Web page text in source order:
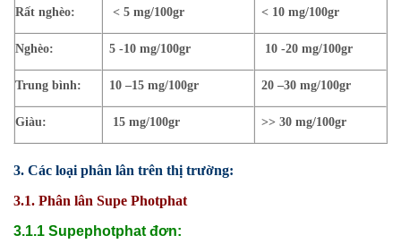
Rất nghèo: < 5 mg/100gr < 10 mg/100gr
Nghèo: 5 -10 mg/100gr 10 -20 mg/100gr
Trung bình: 10 –15 mg/100gr 20 –30 mg/100gr
Giàu: 15 mg/100gr >> 30 mg/100gr
3. Các loại phân lân trên thị trường:
3.1. Phân lân Supe Photphat
3.1.1 Supephotphat đơn: